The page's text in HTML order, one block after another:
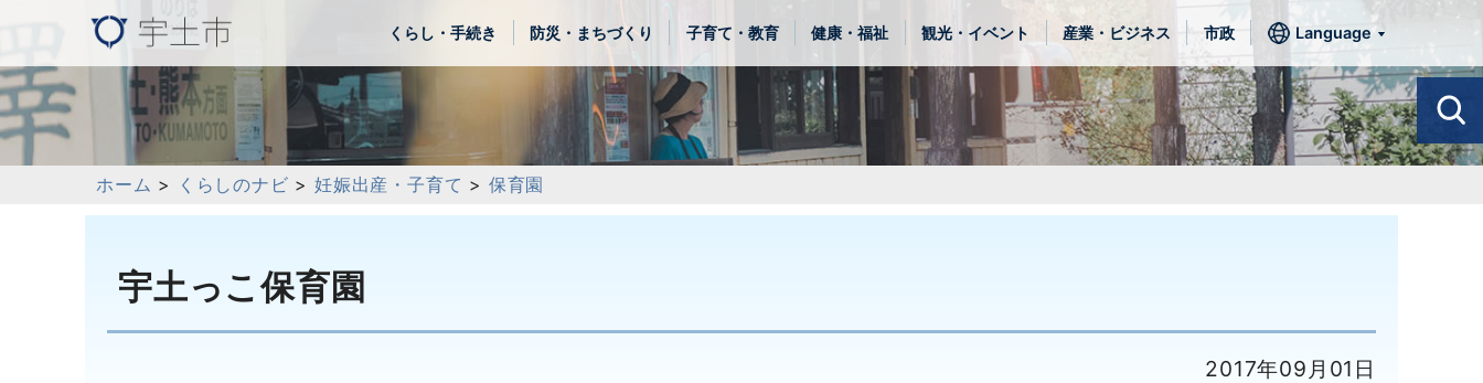
くらし・手続き 防災・まちづくり 子育て・教育 健康・福祉 観光・イベント 産業・ビジネス 市政 Language
ホーム > くらしのナビ >妊娠出産・子育て > 保育園
宇土っこ保育園
2017年09月01日